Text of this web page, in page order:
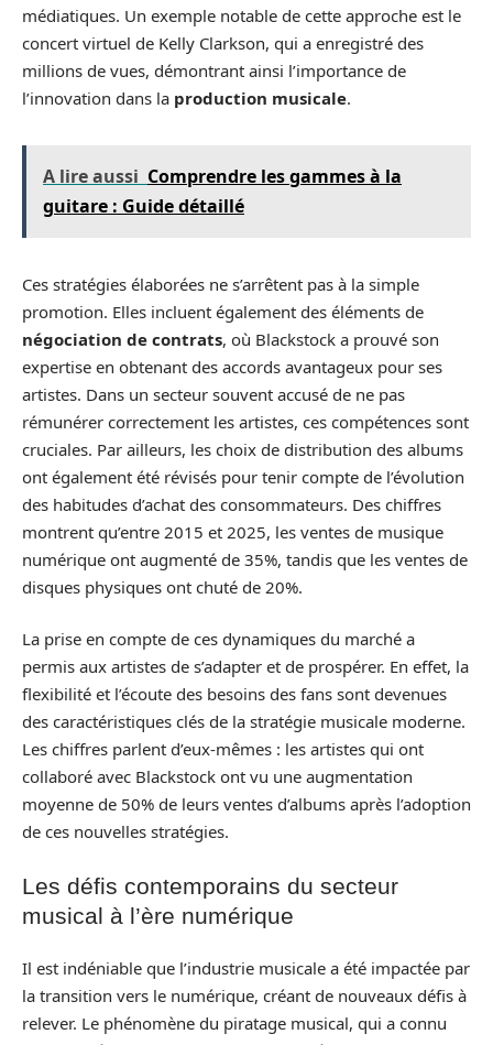
médiatiques. Un exemple notable de cette approche est le
concert virtuel de Kelly Clarkson, qui a enregistré des
millions de vues, démontrant ainsi l’importance de
l’innovation dans la production musicale.
A lire aussi Comprendre les gammes à la
guitare : Guide détaillé
Ces stratégies élaborées ne s’arrêtent pas à la simple
promotion. Elles incluent également des éléments de
négociation de contrats, où Blackstock a prouvé son
expertise en obtenant des accords avantageux pour ses
artistes. Dans un secteur souvent accusé de ne pas
rémunérer correctement les artistes, ces compétences sont
cruciales. Par ailleurs, les choix de distribution des albums
ont également été révisés pour tenir compte de l’évolution
des habitudes d’achat des consommateurs. Des chiffres
montrent qu’entre 2015 et 2025, les ventes de musique
numérique ont augmenté de 35%, tandis que les ventes de
disques physiques ont chuté de 20%.
La prise en compte de ces dynamiques du marché a
permis aux artistes de s’adapter et de prospérer. En effet, la
flexibilité et l’écoute des besoins des fans sont devenues
des caractéristiques clés de la stratégie musicale moderne.
Les chiffres parlent d’eux-mêmes : les artistes qui ont
collaboré avec Blackstock ont vu une augmentation
moyenne de 50% de leurs ventes d’albums après l’adoption
de ces nouvelles stratégies.
Les défis contemporains du secteur
musical à l’ère numérique
Il est indéniable que l’industrie musicale a été impactée par
la transition vers le numérique, créant de nouveaux défis à
relever. Le phénomène du piratage musical, qui a connu